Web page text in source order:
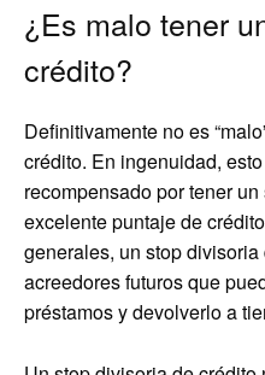
¿Es malo tener
crédito?
Definitivamente no es
crédito. En ingenuidad,
recompensado por tener
excelente puntaje de
generales, un stop
acreedores futuros que
préstamos y devolverlo a